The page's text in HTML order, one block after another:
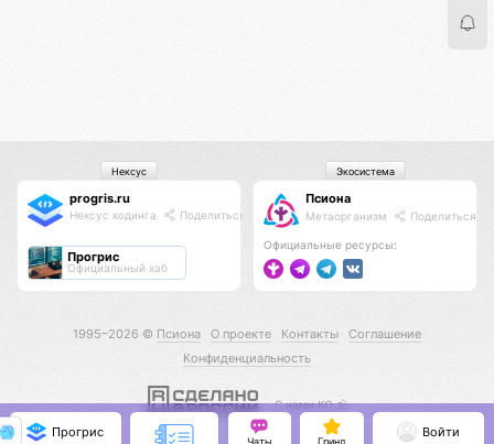
progris.ru
Нексус кодинга Поделиться
Прогрис
Официальный хаб
Нексус
Псиона
Метаорганизм Поделиться
Официальные ресурсы:
Экосистема
1995–2026 © Псиона О проекте Контакты
Соглашение
Конфиденциальность
С нами КО 🕉️
Прогрис
Чаты Гринд
Войти